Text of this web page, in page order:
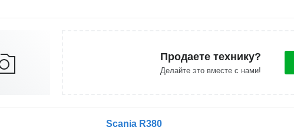
Продаете технику?
Делайте это вместе с нами!
Scania R380